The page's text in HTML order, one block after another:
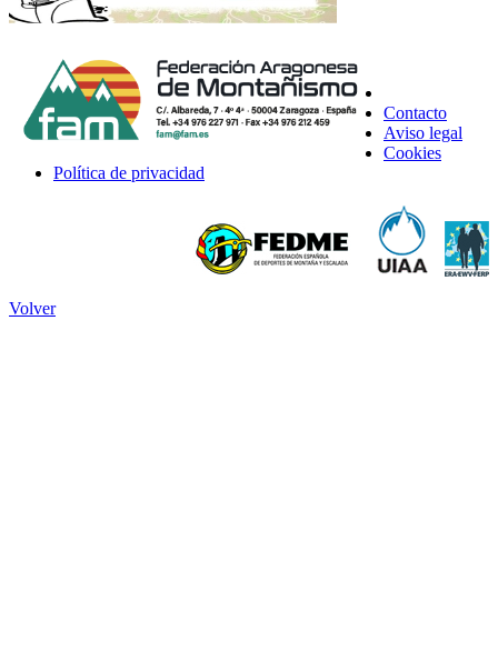
Contacto
Aviso legal
Cookies
Política de privacidad
Volver